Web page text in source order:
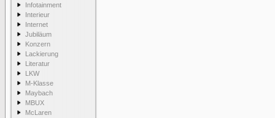
Infotainment
Interieur
Internet
Jubiläum
Konzern
Lackierung
Literatur
LKW
M-Klasse
Maybach
MBUX
McLaren